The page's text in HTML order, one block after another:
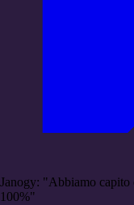
Janogy: "Abbiamo capito
100%"